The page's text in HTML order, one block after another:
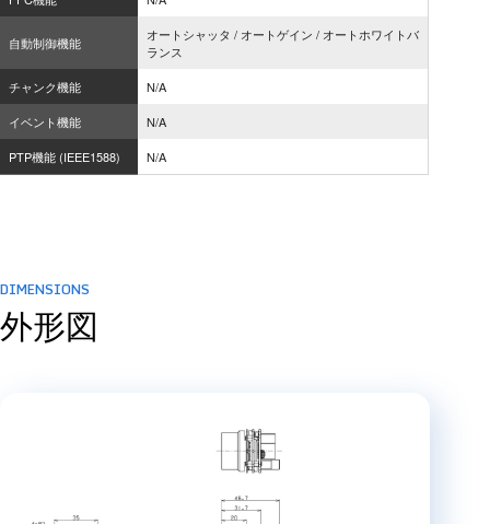
自動制御機能
オートシャッタ / オートゲイン / オートホワイトバ
ランス
チャンク機能
N/A
イベント機能
N/A
PTP機能 (IEEE1588)
N/A
DIMENSIONS
外形図